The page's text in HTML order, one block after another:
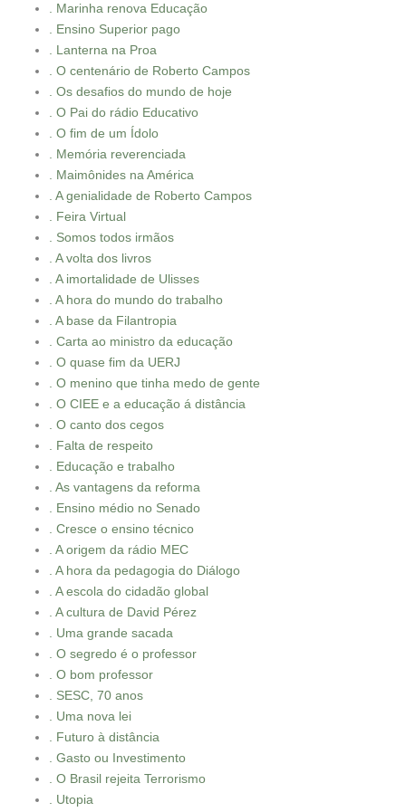
. Marinha renova Educação
. Ensino Superior pago
. Lanterna na Proa
. O centenário de Roberto Campos
. Os desafios do mundo de hoje
. O Pai do rádio Educativo
. O fim de um Ídolo
. Memória reverenciada
. Maimônides na América
. A genialidade de Roberto Campos
. Feira Virtual
. Somos todos irmãos
. A volta dos livros
. A imortalidade de Ulisses
. A hora do mundo do trabalho
. A base da Filantropia
. Carta ao ministro da educação
. O quase fim da UERJ
. O menino que tinha medo de gente
. O CIEE e a educação á distância
. O canto dos cegos
. Falta de respeito
. Educação e trabalho
. As vantagens da reforma
. Ensino médio no Senado
. Cresce o ensino técnico
. A origem da rádio MEC
. A hora da pedagogia do Diálogo
. A escola do cidadão global
. A cultura de David Pérez
. Uma grande sacada
. O segredo é o professor
. O bom professor
. SESC, 70 anos
. Uma nova lei
. Futuro à distância
. Gasto ou Investimento
. O Brasil rejeita Terrorismo
. Utopia